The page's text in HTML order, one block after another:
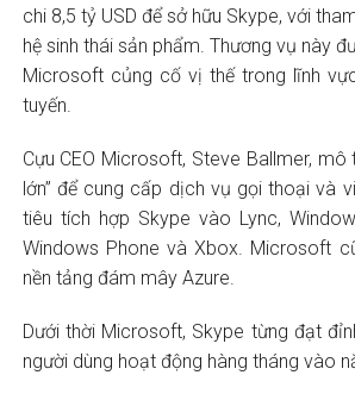
chi 8,5 tỷ USD để sở hữu Skype, với
hệ sinh thái sản phẩm. Thương vụ này
Microsoft củng cố vị thế trong lĩnh
tuyến.
Cựu CEO Microsoft, Steve Ballmer,
lớn” để cung cấp dịch vụ gọi thoại và
tiêu tích hợp Skype vào Lync,
Windows Phone và Xbox. Microsoft
nền tảng đám mây Azure.
Dưới thời Microsoft, Skype từng đạt
người dùng hoạt động hàng tháng vào